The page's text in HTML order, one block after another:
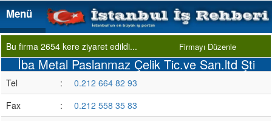
Menü
Menü
Bu firma 2654 kere ziyaret edildi... Firmayı Düzenle
İba Metal Paslanmaz Çelik Tic.ve San.ltd Şti
Tel :
0.212 664 82 93
Fax
:
0.212 558 35 83